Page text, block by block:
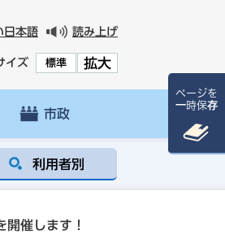
日本語 読み上げ
イズ 標準 拡大
市政
利用者別
催します！
ページを
一時保存